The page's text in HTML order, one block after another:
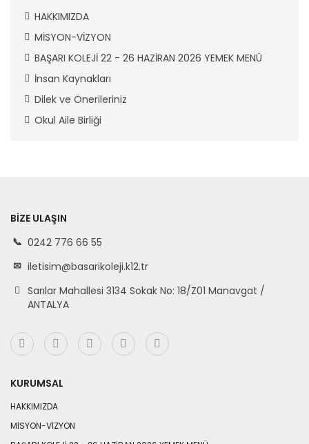
HAKKIMIZDA
MİSYON-VİZYON
BAŞARI KOLEJİ 22 - 26 HAZİRAN 2026 YEMEK MENÜ
İnsan Kaynakları
Dilek ve Önerileriniz
Okul Aile Birliği
BIZE ULAŞIN
0242 776 66 55
iletisim@basarikoleji.k12.tr
Sarılar Mahallesi 3134 Sokak No: 18/Z01 Manavgat /
ANTALYA
KURUMSAL
HAKKIMIZDA
MİSYON-VİZYON